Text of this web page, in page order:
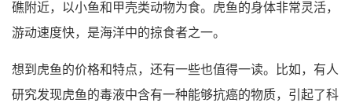
礁附近，以小鱼和甲壳类动物为食。虎鱼的身体非常灵活，
游动速度快，是海洋中的掠食者之一。
想到虎鱼的价格和特点，还有一些也值得一读。比如，有人
研究发现虎鱼的毒液中含有一种能够抗癌的物质，引起了科